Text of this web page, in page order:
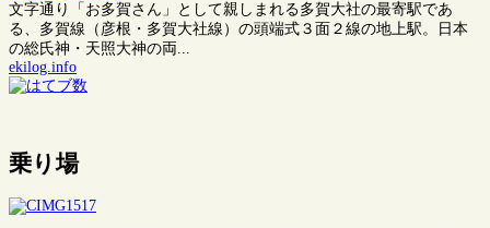
文字通り「お多賀さん」として親しまれる多賀大社の最寄駅であ
る、多賀線（彦根・多賀大社線）の頭端式３面２線の地上駅。日本
の総氏神・天照大神の両...
ekilog.info
乗り場